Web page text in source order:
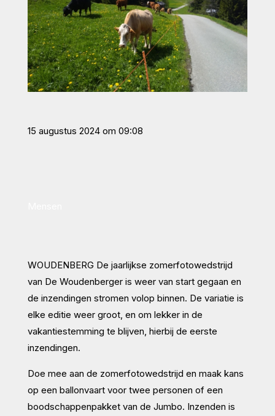
15 augustus 2024 om 09:08
WOUDENBERG De jaarlijkse zomerfotowedstrijd
van De Woudenberger is weer van start gegaan en
de inzendingen stromen volop binnen. De variatie is
elke editie weer groot, en om lekker in de
vakantiestemming te blijven, hierbij de eerste
inzendingen.
Doe mee aan de zomerfotowedstrijd en maak kans
op een ballonvaart voor twee personen of een
boodschappenpakket van de Jumbo. Inzenden is